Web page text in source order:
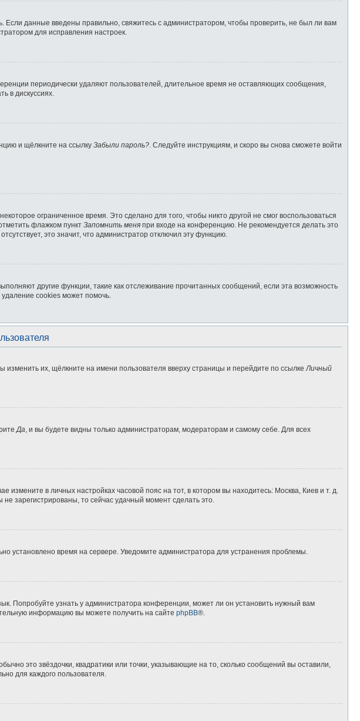
Если данные введены правильно, свяжитесь с администратором, чтобы проверить, не был ли вам
для исправления настроек.
периодически удаляют пользователей, длительное время не оставляющих сообщения,
в дискуссиях.
и щёлкните на ссылку Забыли пароль?. Следуйте инструкциям, и скоро вы снова сможете войти
ограниченное время. Это сделано для того, чтобы никто другой не смог воспользоваться
флажком пункт Запомнить меня при входе на конференцию. Не рекомендуется делать это
отсутствует, это значит, что администратор отключил эту функцию.
другие функции, такие как отслеживание прочитанных сообщений, если эта возможность
cookies может помочь.
их, щёлкните на имени пользователя вверху страницы и перейдите по ссылкеЛичный
Да, и вы будете видны только администраторам, модераторам и самому себе. Для всех
измените в личных настройках часовой пояс на тот, в котором вы находитесь: Москва, Киев и т. д.
не зарегистрированы, то сейчас удачный момент сделать это.
установлено время на сервере. Уведомите администратора для устранения проблемы.
Попробуйте узнать у администратора конференции, может ли он установить нужный вам
информацию вы можете получить на сайте phpBB®.
это звёздочки, квадратики или точки, указывающие на то, сколько сообщений вы оставили,
для каждого пользователя.